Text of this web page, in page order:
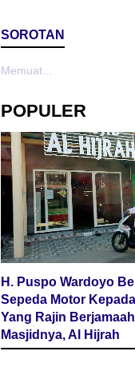
SOROTAN
Memuat...
POPULER
H. Puspo Wardoyo
Sepeda Motor
Yang Rajin
Masjidnya, Al Hijrah